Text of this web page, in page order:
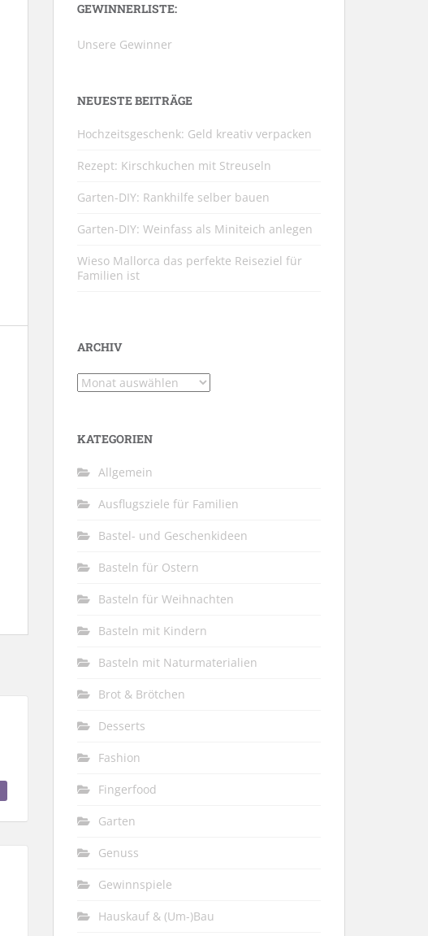
GEWINNERLISTE:
Unsere Gewinner
NEUESTE BEITRÄGE
Hochzeitsgeschenk: Geld kreativ verpacken
Rezept: Kirschkuchen mit Streuseln
Garten-DIY: Rankhilfe selber bauen
Garten-DIY: Weinfass als Miniteich anlegen
Wieso Mallorca das perfekte Reiseziel für
Familien ist
ARCHIV
Archiv
KATEGORIEN
Allgemein
Ausflugsziele für Familien
Bastel- und Geschenkideen
Basteln für Ostern
Basteln für Weihnachten
Basteln mit Kindern
Basteln mit Naturmaterialien
Brot & Brötchen
Desserts
Fashion
Fingerfood
Garten
Genuss
Gewinnspiele
Hauskauf & (Um-)Bau